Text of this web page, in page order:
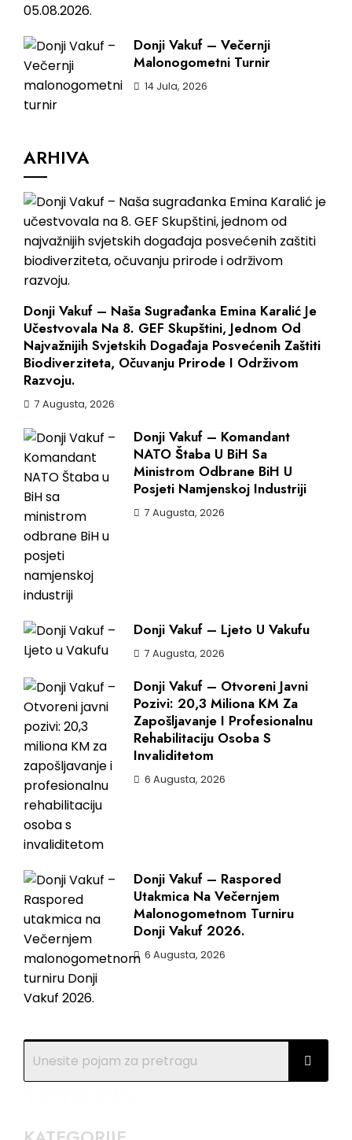
Donji Vakuf – Večernji
Malonogometni Turnir
14 Jula, 2026
ARHIVA
Donji Vakuf – Naša Sugrađanka Emina Karalić Je
Učestvovala Na 8. GEF Skupštini, Jednom Od
Najvažnijih Svjetskih Događaja Posvećenih Zaštiti
Biodiverziteta, Očuvanju Prirode I Održivom
Razvoju.
7 Augusta, 2026
Donji Vakuf – Komandant
NATO Štaba U BiH Sa
Ministrom Odbrane BiH U
Posjeti Namjenskoj Industriji
7 Augusta, 2026
Donji Vakuf – Ljeto U Vakufu
7 Augusta, 2026
Donji Vakuf – Otvoreni Javni
Pozivi: 20,3 Miliona KM Za
Zapošljavanje I Profesionalnu
Rehabilitaciju Osoba S
Invaliditetom
6 Augusta, 2026
Donji Vakuf – Raspored
Utakmica Na Večernjem
Malonogometnom Turniru
Donji Vakuf 2026.
6 Augusta, 2026